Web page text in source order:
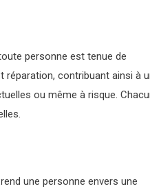
personne est tenue de
réparation, contribuant ainsi à
ou même à risque.
une personne envers une